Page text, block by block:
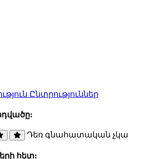
Ընտրություններ
Դեռ գնահատական չկա
հետ: